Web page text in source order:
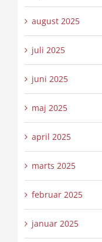
august 2025
juli 2025
juni 2025
maj 2025
april 2025
marts 2025
februar 2025
januar 2025